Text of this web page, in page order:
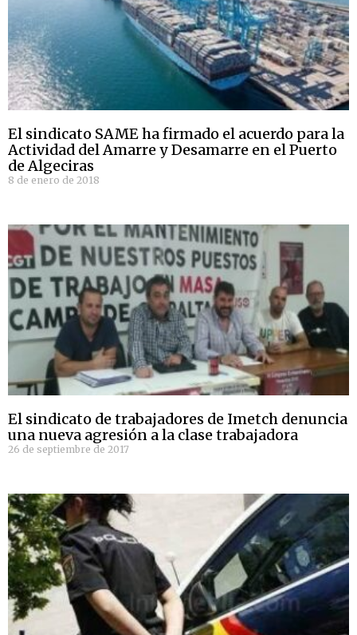
El sindicato SAME ha firmado el acuerdo para la
Actividad del Amarre y Desamarre en el Puerto
de Algeciras
8 de enero de 2018
El sindicato de trabajadores de Imetch denuncia
una nueva agresión a la clase trabajadora
26 de septiembre de 2017